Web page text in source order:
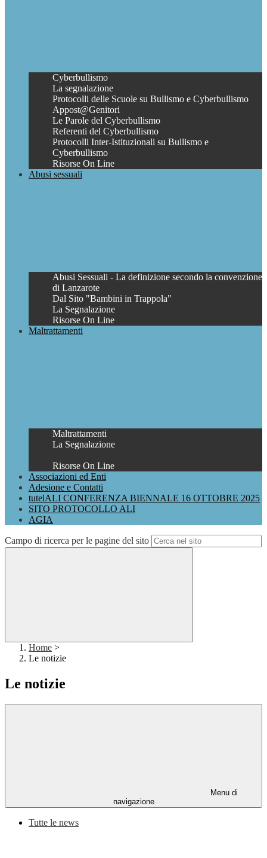
Cyberbullismo
La segnalazione
Protocolli delle Scuole su Bullismo e Cyberbullismo
Appost@Genitori
Le Parole del Cyberbullismo
Referenti del Cyberbullismo
Protocolli Inter-Istituzionali su Bullismo e
Cyberbullismo
Risorse On Line
Abusi sessuali
Abusi Sessuali - La definizione secondo la convenzione
di Lanzarote
Dal Sito "Bambini in Trappola"
La Segnalazione
Risorse On Line
Maltrattamenti
Maltrattamenti
La Segnalazione
Risorse On Line
Associazioni ed Enti
Adesione e Contatti
tutelALI CONFERENZA BIENNALE 16 OTTOBRE 2025
SITO PROTOCOLLO ALI
AGIA
Campo di ricerca per le pagine del sito
Home >
Le notizie
Le notizie
Menu di
navigazione
Tutte le news